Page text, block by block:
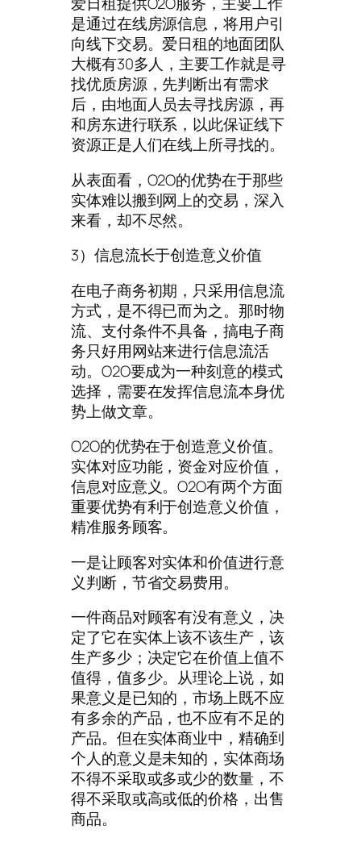
是通过在线房源信息，将用户引
向线下交易。爱日租的地面团队
大概有30多人，主要工作就是寻
找优质房源，先判断出有需求
后，由地面人员去寻找房源，再
和房东进行联系，以此保证线下
资源正是人们在线上所寻找的。
从表面看，O2O的优势在于那些
实体难以搬到网上的交易，深入
来看，却不尽然。
3）信息流长于创造意义价值
在电子商务初期，只采用信息流
方式，是不得已而为之。那时物
流、支付条件不具备，搞电子商
务只好用网站来进行信息流活
动。O2O要成为一种刻意的模式
选择，需要在发挥信息流本身优
势上做文章。
O2O的优势在于创造意义价值。
实体对应功能，资金对应价值，
信息对应意义。O2O有两个方面
重要优势有利于创造意义价值，
精准服务顾客。
一是让顾客对实体和价值进行意
义判断，节省交易费用。
一件商品对顾客有没有意义，决
定了它在实体上该不该生产，该
生产多少；决定它在价值上值不
值得，值多少。从理论上说，如
果意义是已知的，市场上既不应
有多余的产品，也不应有不足的
产品。但在实体商业中，精确到
个人的意义是未知的，实体商场
不得不采取或多或少的数量，不
得不采取或高或低的价格，出售
商品。